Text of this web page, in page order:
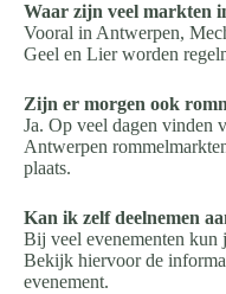
Waar zijn veel markten
Vooral in Antwerpen,
Geel en Lier worden
Zijn er morgen ook
Ja. Op veel dagen vinden
Antwerpen
plaats.
Kan ik zelf deelnemen
Bij veel evenementen kun
Bekijk hiervoor de
evenement.